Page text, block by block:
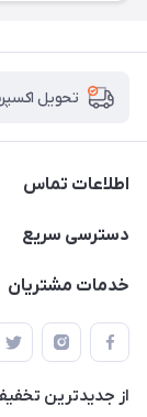
تحویل
اطلاعات تماس
09124780957
دسترسی سریع
حساب کاربری
لیست محصولات
درباره ما
خدمات مشتریان
قوانین و مقررات
حریم خصوصی
راهنما
از جدید‌ترین